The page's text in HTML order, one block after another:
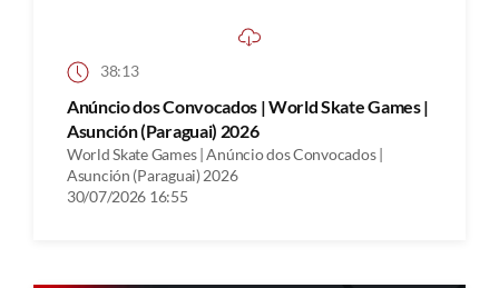
38:13
Anúncio dos Convocados | World Skate Games |
Asunción (Paraguai) 2026
World Skate Games | Anúncio dos Convocados |
Asunción (Paraguai) 2026
30/07/2026 16:55